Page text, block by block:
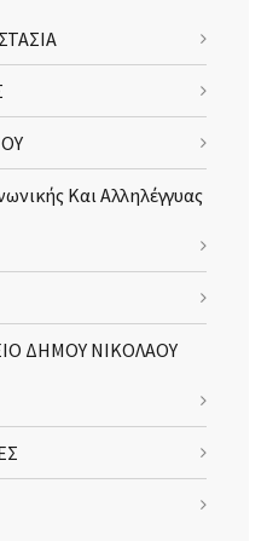
Και Αλληλέγγυας
ΔΗΜΟΥ ΝΙΚΟΛΑΟΥ